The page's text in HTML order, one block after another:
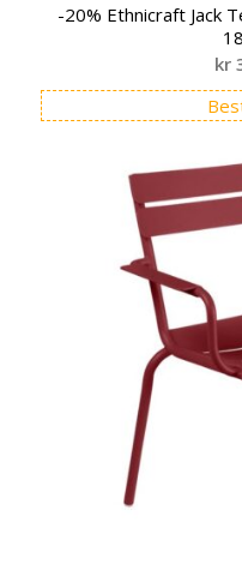
-20% Ethnicraft Jack
kr